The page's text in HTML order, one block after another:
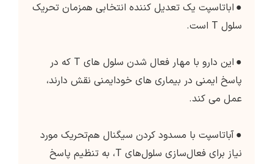
● اباتاسپت یک تعدیل کننده انتخابی همزمان تحریک
سلول T است.
●
این دارو با مهار فعال شدن سلول های T که در
پاسخ ایمنی در بیماری های خودایمنی نقش دارند،
عمل می کند.
●آباتاسپت با مسدود کردن سیگنال هم‌تحریک مورد
نیاز برای فعال‌سازی سلول‌های T، به تنظیم پاسخ